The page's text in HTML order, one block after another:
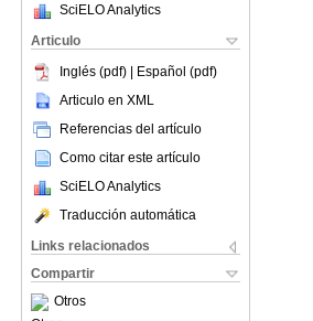
SciELO Analytics
Articulo
Inglés (pdf) | Español (pdf)
Articulo en XML
Referencias del artículo
Como citar este artículo
SciELO Analytics
Traducción automática
Links relacionados
Compartir
Otros